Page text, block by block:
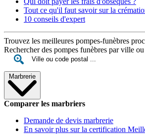
Tout ce qu'il faut savoir sur la
10 conseils d'expert
Trouvez les meilleures pompes-funèbres
Rechercher des pompes funèbres par ville
Marbrerie
Comparer les marbriers
Demande de devis marbrerie
En savoir plus sur la certification